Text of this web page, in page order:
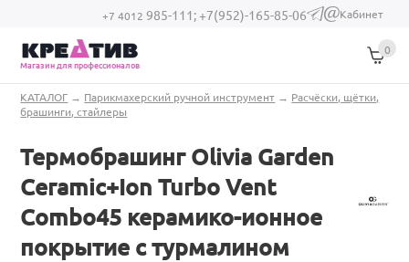
Перейти к основному содержанию
+7 4012 985-111;+7(952)-165-85-06
(link sends e-
Кабинет
Магазин для профессионалов
0
Вы здесь
КАТАЛОГ → Парикмахерский ручной инструмент → Расчёски, щётки,
брашинги, стайлеры
Термобрашинг Olivia Garden
Ceramic+Ion Turbo Vent
Combo45 керамико-ионное
покрытие с турмалином